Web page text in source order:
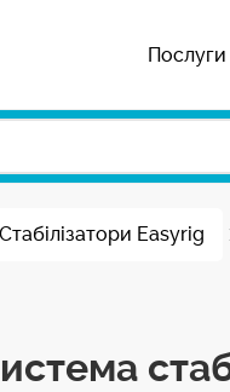
Послуги
Стабілізатори Easyrig